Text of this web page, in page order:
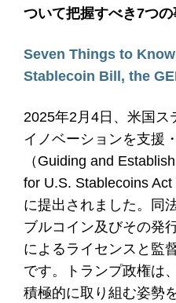
ついて把握すべき7つの
Seven Things to
Stablecoin Bill, the
2025年2月4日、米国ス
イノベーションを支援
（Guiding and
for U.S. Stablecoins
に提出されました。同
ブルコイン及びその発
によるライセンスと監
です。トランプ政権は
積極的に取り組む姿勢